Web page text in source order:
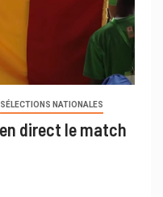
SÉLECTIONS NATIONALES
direct le match